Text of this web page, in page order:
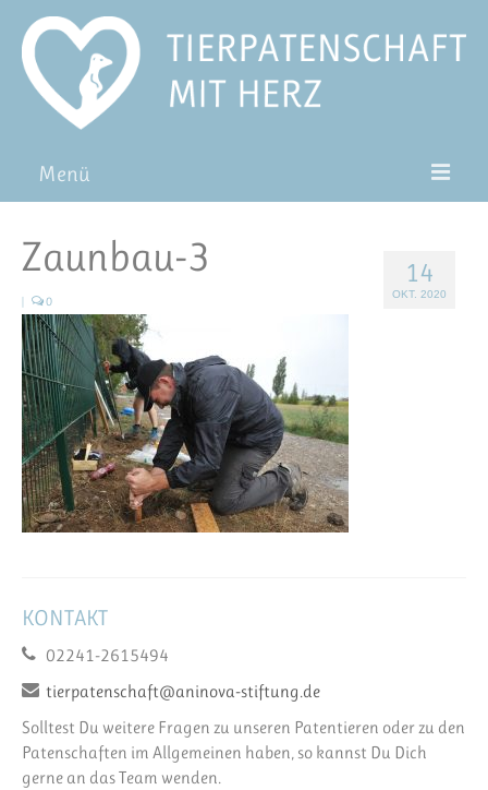
Menü
Pat*in werden
Patenschaft verschenken
Blog
FAQ
14
OKT. 2020
Zaunbau-3
| 0
KONTAKT
02241-2615494
tierpatenschaft@aninova-stiftung.de
Solltest Du weitere Fragen zu unseren Patentieren oder zu den
Patenschaften im Allgemeinen haben, so kannst Du Dich
gerne an das Team wenden.